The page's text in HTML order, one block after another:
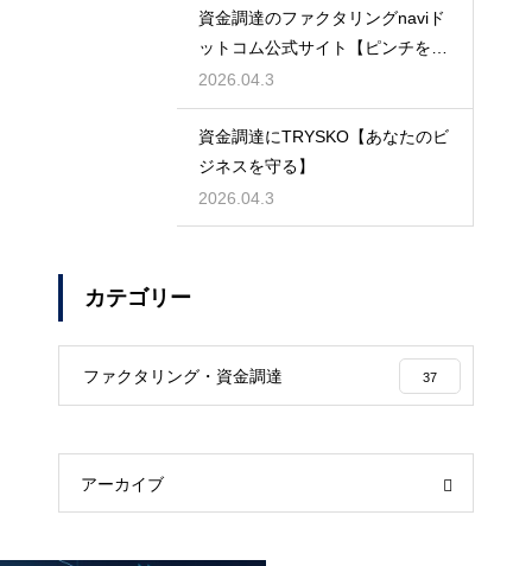
資金調達のファクタリングnaviド
ットコム公式サイト【ピンチを救
う】
2026.04.3
資金調達にTRYSKO【あなたのビ
ジネスを守る】
2026.04.3
カテゴリー
ファクタリング・資金調達 37
アーカイブ